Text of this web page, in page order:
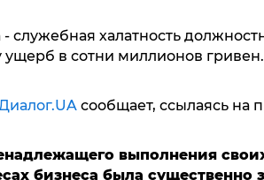
служебная халатность
в сотни миллионов гривен.
сообщает, ссылаясь на
выполнения
бизнеса была существенно